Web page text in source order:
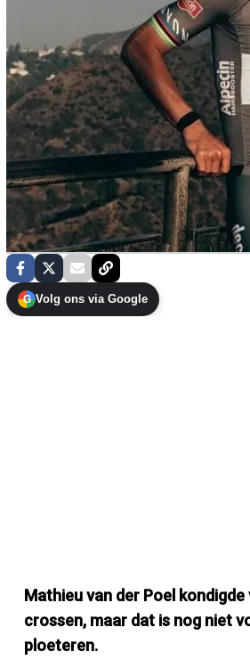
G Volg ons via Google
Mathieu van der Poel
crossen, maar dat is nog niet
ploeteren.